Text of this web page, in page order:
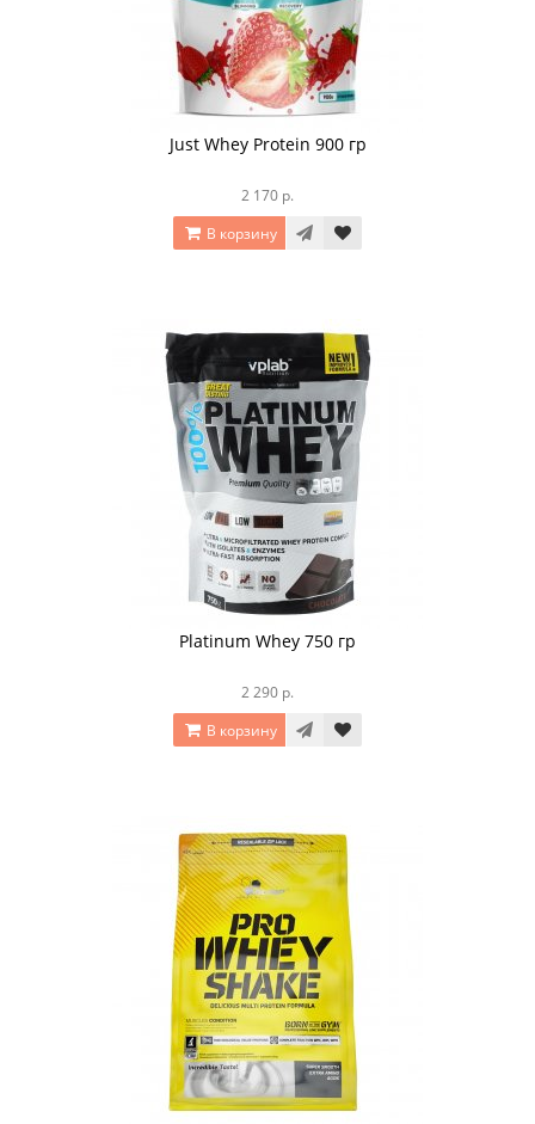
Just Whey Protein 900 гр
2 170 р.
В корзину
Platinum Whey 750 гр
2 290 р.
В корзину